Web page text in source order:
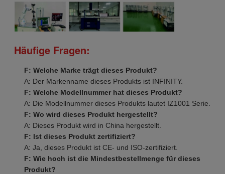
Häufige Fragen:
F: Welche Marke trägt dieses Produkt?
A: Der Markenname dieses Produkts ist INFINITY.
F: Welche Modellnummer hat dieses Produkt?
A: Die Modellnummer dieses Produkts lautet IZ1001 Serie.
F: Wo wird dieses Produkt hergestellt?
A: Dieses Produkt wird in China hergestellt.
F: Ist dieses Produkt zertifiziert?
A: Ja, dieses Produkt ist CE- und ISO-zertifiziert.
F: Wie hoch ist die Mindestbestellmenge für dieses
Produkt?